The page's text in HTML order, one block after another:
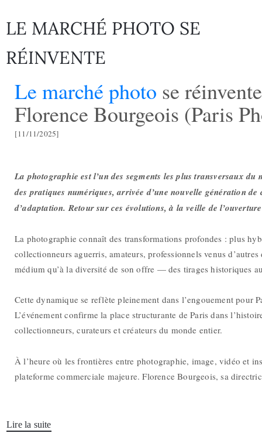
LE MARCHÉ PHOTO SE
RÉINVENTE
Le marché photo se
Florence Bourgeois (Paris
[11/11/2025]
La photographie est l’un des segments les plus transversaux
des pratiques numériques, arrivée d’une nouvelle génération
d’adaptation. Retour sur ces évolutions, à la veille de
La photographie connaît des transformations profondes : plus
collectionneurs aguerris, amateurs, professionnels venus
médium qu’à la diversité de son offre — des tirages historiques
Cette dynamique se reflète pleinement dans l’engouement
L’événement confirme la place structurante de Paris dans
collectionneurs, curateurs et créateurs du monde entier.
À l’heure où les frontières entre photographie, image, vidéo et
plateforme commerciale majeure. Florence Bourgeois, sa
Lire la suite